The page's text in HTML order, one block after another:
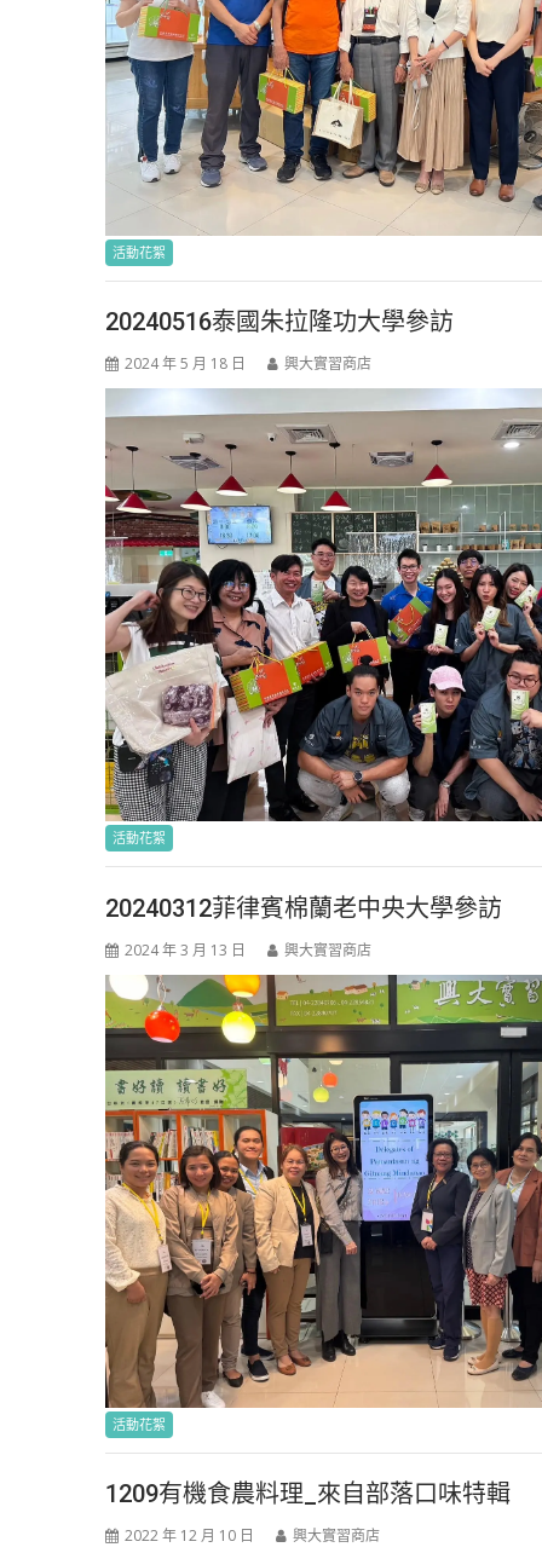
活動花絮
20240516泰國朱拉隆功大學參訪
2024 年 5 月 18 日 興大實習商店
活動花絮
20240312菲律賓棉蘭老中央大學參訪
2024 年 3 月 13 日 興大實習商店
活動花絮
1209有機食農料理_來自部落口味特輯
2022 年 12 月 10 日 興大實習商店